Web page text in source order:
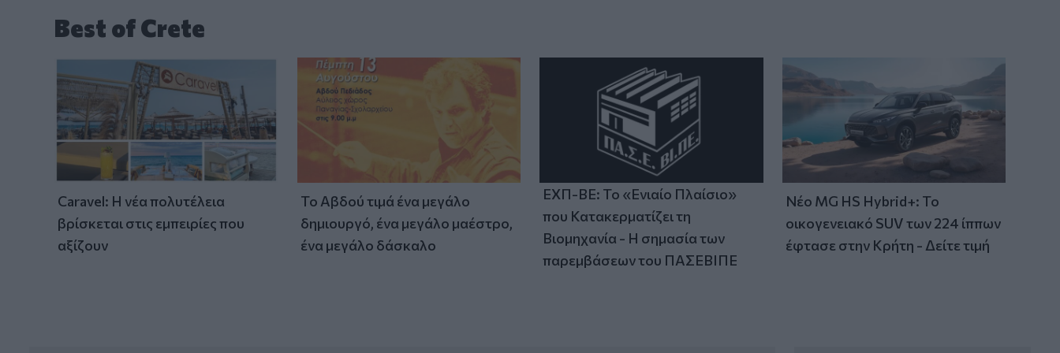
Best of Crete
Caravel: Η νέα πολυτέλεια
βρίσκεται στις εμπειρίες που
αξίζουν
Το Αβδού τιμά ένα μεγάλο
δημιουργό, ένα μεγάλο μαέστρο,
ένα μεγάλο δάσκαλο
ΕΧΠ-ΒΕ: Το «Ενιαίο Πλαίσιο»
που Κατακερματίζει τη
Βιομηχανία - Η σημασία των
παρεμβάσεων του ΠΑΣΕΒΙΠΕ
Νέο MG HS Hybrid+: Το
οικογενειακό SUV των 224 ίππων
έφτασε στην Κρήτη - Δείτε τιμή